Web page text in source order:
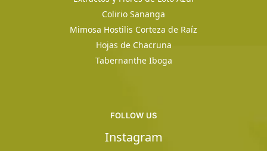
Colirio Sananga
Mimosa Hostilis Corteza de Raíz
Hojas de Chacruna
Tabernanthe Iboga
FOLLOW US
Instagram